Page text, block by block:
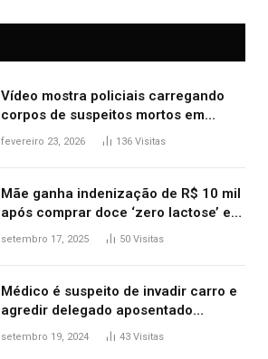
Vídeo mostra policiais carregando
corpos de suspeitos mortos em
confronto dentro de caminhonete
fevereiro 23, 2026 136 Visitas
Mãe ganha indenização de R$ 10 mil
após comprar doce ‘zero lactose’ e
filha ter reação alérgica grave
setembro 17, 2025 50 Visitas
Médico é suspeito de invadir carro e
agredir delegado aposentado
durante confusão no trânsito
setembro 19, 2024 43 Visitas